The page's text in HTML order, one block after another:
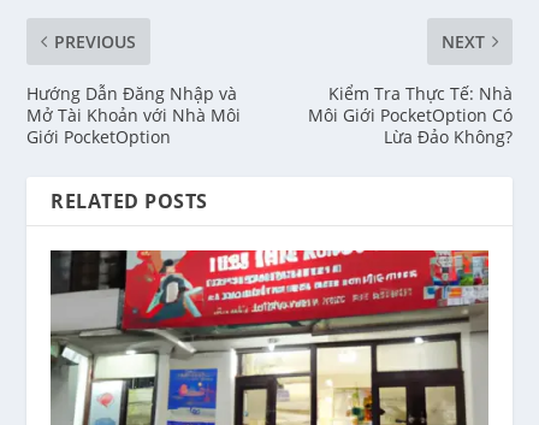
PREVIOUS
Hướng Dẫn Đăng Nhập và
Mở Tài Khoản với Nhà Môi
Giới PocketOption
NEXT
Kiểm Tra Thực Tế: Nhà
Môi Giới PocketOption Có
Lừa Đảo Không?
RELATED POSTS